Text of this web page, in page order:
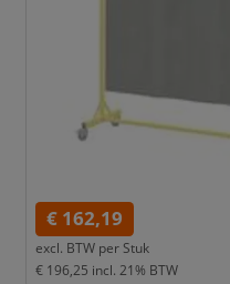
€ 162,19
excl. BTW per Stuk
€ 196,25 incl. 21% BTW